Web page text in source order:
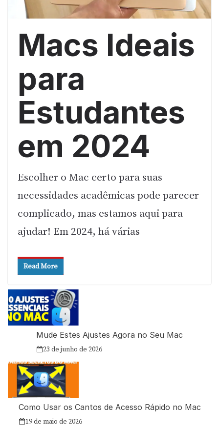
Macs Ideais
para
Estudantes
em 2024
Escolher o Mac certo para suas
necessidades acadêmicas pode parecer
complicado, mas estamos aqui para
ajudar! Em 2024, há várias
Read More
Mude Estes Ajustes Agora no Seu Mac
23 de junho de 2026
Como Usar os Cantos de Acesso Rápido no Mac
19 de maio de 2026